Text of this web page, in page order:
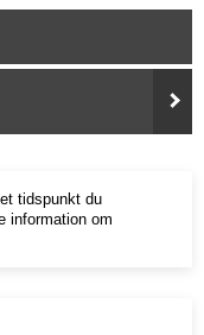
tidspunkt du
information om